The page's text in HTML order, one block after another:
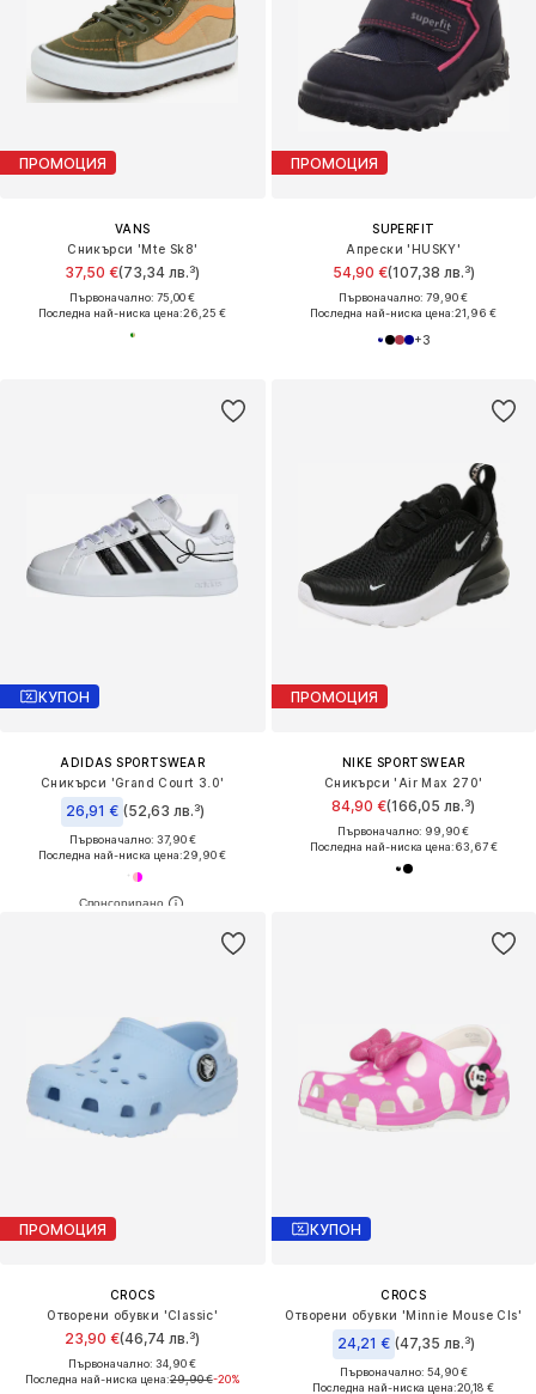
ПРОМОЦИЯ
VANS
Сникърси 'Mte Sk8'
37,50 €(73,34 лв.³)
Първоначално: 75,00 €
Последна най-ниска цена:26,25 €
ПРОМОЦИЯ
SUPERFIT
Апрески 'HUSKY'
54,90 €(107,38 лв.³)
Първоначално: 79,90 €
Последна най-ниска цена:21,96 €
+3
КУПОН
ADIDAS SPORTSWEAR
Сникърси 'Grand Court 3.0'
26,91 € (52,63 лв.³)
Първоначално: 37,90 €
Последна най-ниска цена:29,90 €
ПРОМОЦИЯ
NIKE SPORTSWEAR
Сникърси 'Air Max 270'
84,90 €(166,05 лв.³)
Първоначално: 99,90 €
Последна най-ниска цена:63,67 €
ПРОМОЦИЯ
CROCS
Отворени обувки 'Classic'
23,90 €(46,74 лв.³)
Първоначално: 34,90 €
Последна най-ниска цена:29,90 €-20%
КУПОН
CROCS
Отворени обувки 'Minnie Mouse Cls'
24,21 € (47,35 лв.³)
Първоначално: 54,90 €
Последна най-ниска цена:20,18 €